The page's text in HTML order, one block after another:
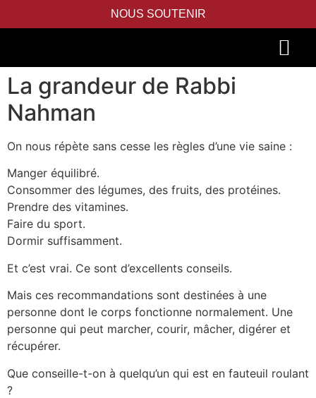
NOUS SOUTENIR
La grandeur de Rabbi
Nahman
On nous répète sans cesse les règles d’une vie saine :
Manger équilibré.
Consommer des légumes, des fruits, des protéines.
Prendre des vitamines.
Faire du sport.
Dormir suffisamment.
Et c’est vrai. Ce sont d’excellents conseils.
Mais ces recommandations sont destinées à une
personne dont le corps fonctionne normalement. Une
personne qui peut marcher, courir, mâcher, digérer et
récupérer.
Que conseille-t-on à quelqu’un qui est en fauteuil roulant
?